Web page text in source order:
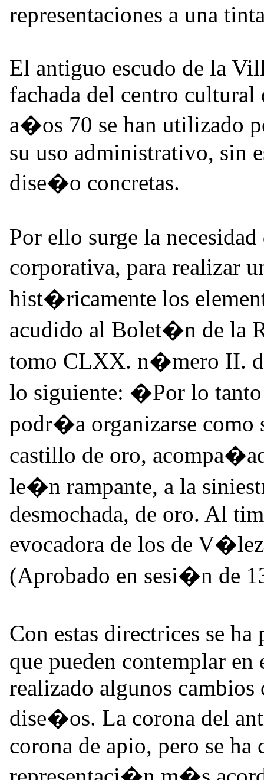
representaciones a una
El antiguo escudo de la
fachada del centro cultural
a�os 70 se han utilizado
su uso administrativo, sin
dise�o concretas.
Por ello surge la
corporativa, para realizar
hist�ricamente los
acudido al Bolet�n de la
tomo CLXX. n�mero II.
lo siguiente: �Por lo tanto
podr�a organizarse
castillo de oro,
le�n rampante, a la
desmochada, de oro. Al
evocadora de los de
(Aprobado en sesi�n de
Con estas directrices se
que pueden contemplar en
realizado algunos cambios
dise�os. La corona del
corona de apio, pero se ha